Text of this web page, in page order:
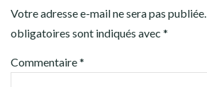
Votre adresse e-mail ne sera pas publiée.
obligatoires sont indiqués avec *
Commentaire*